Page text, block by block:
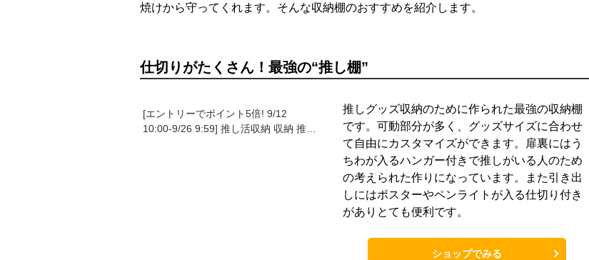
焼けから守ってくれます。そんな収納棚のおすすめを紹介します。
仕切りがたくさん！最強の“推し棚”
[エントリーでポイント5倍! 9/12
10:00-9/26 9:59] 推し活収納 収納 推し
推しグッズ収納のために作られた最強の収納棚
です。可動部分が多く、グッズサイズに合わせ
て自由にカスタマイズができます。扉裏にはう
ちわが入るハンガー付きで推しがいる人のため
の考えられた作りになっています。また引き出
しにはポスターやペンライトが入る仕切り付き
がありとても便利です。
ショップでみる